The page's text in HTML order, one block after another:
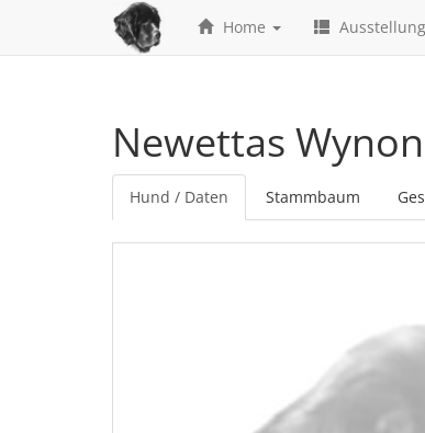
Home
Newettas
Hund / Daten Stammbaum